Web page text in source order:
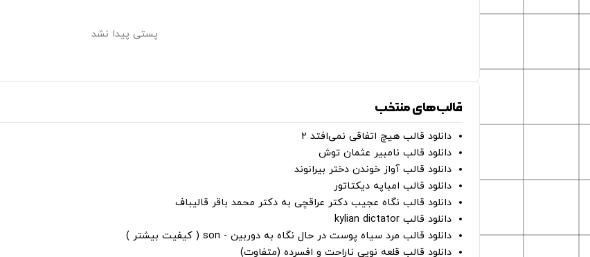
پستی پیدا نشد
قالب‌های منتخب
دانلود قالب هیچ اتفاقی نمی‌افتد ۲
دانلود قالب نامبیر عثمان ‌توش
دانلود قالب آواز خوندن دختر بیرانوند
دانلود قالب امباپه دیکتاتور
دانلود قالب نگاه عجیب دکتر عراقچی به دکتر محمد باقر قالیباف
دانلود قالب kylian dictator
دانلود قالب مرد سیاه پوست در حال نگاه به دوربین - son ( کیفیت بیشتر )
دانلود قالب قلعه نویی ناراحت و افسرده (متفاوت)